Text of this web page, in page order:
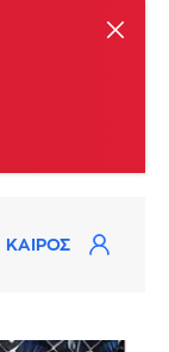
ΚΑΙΡΟΣ